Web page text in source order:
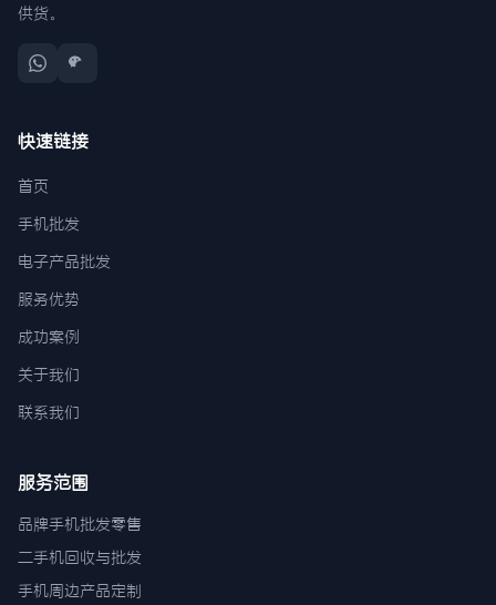
供货。
快速链接
首页
手机批发
电子产品批发
服务优势
成功案例
关于我们
联系我们
服务范围
品牌手机批发零售
二手机回收与批发
手机周边产品定制